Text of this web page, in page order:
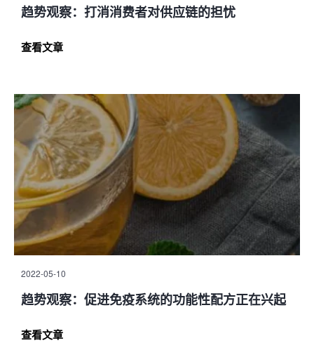
趋势观察：打消消费者对供应链的担忧
查看文章
2022-05-10
趋势观察：促进免疫系统的功能性配方正在兴起
查看文章